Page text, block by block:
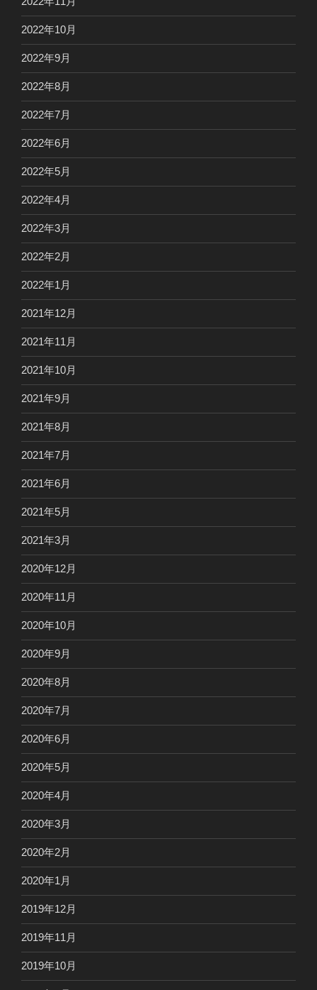
2022年10月
2022年9月
2022年8月
2022年7月
2022年6月
2022年5月
2022年4月
2022年3月
2022年2月
2022年1月
2021年12月
2021年11月
2021年10月
2021年9月
2021年8月
2021年7月
2021年6月
2021年5月
2021年3月
2020年12月
2020年11月
2020年10月
2020年9月
2020年8月
2020年7月
2020年6月
2020年5月
2020年4月
2020年3月
2020年2月
2020年1月
2019年12月
2019年11月
2019年10月